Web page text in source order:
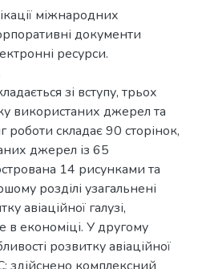
міжнародних
документи
ресурси.
зі вступу, трьох
використаних джерел та
роботи складає 90 сторінок,
джерел із 65
14 рисунками та
розділі узагальнені
авіаційної галузі,
в економіці. У другому
розвитку авіаційної